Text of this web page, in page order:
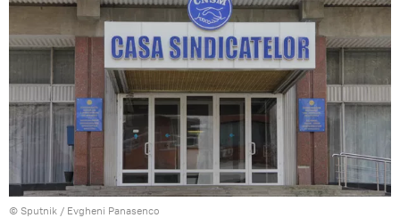
© Sputnik / Evgheni Panasenco